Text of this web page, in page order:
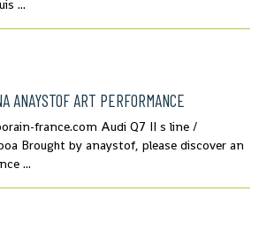
...
ANAYSTOF ART PERFORMANCE
france.com Audi Q7 II s line /
Brought by anaystof, please discover an
...